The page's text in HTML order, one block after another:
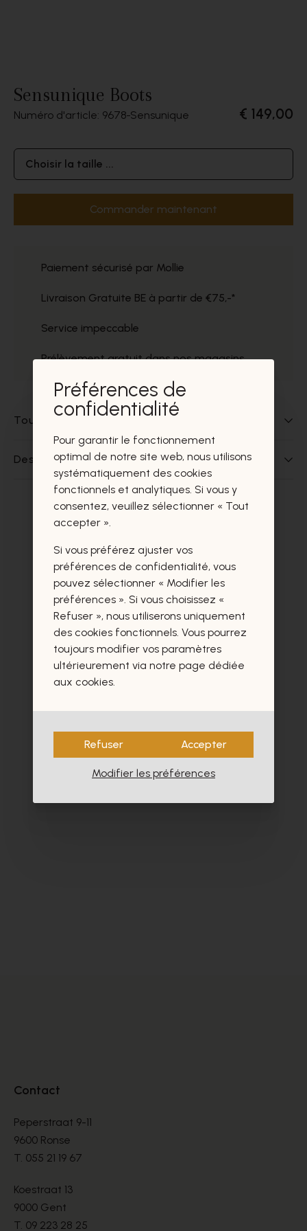
Sensunique Boots
Numéro d'article: 9678 Sensunique € 149,00
Choisir la taille ...
Commander maintenant
Paiement sécurisé par Mollie
Livraison Gratuite BE à partir de €75,-*
Service impeccable
Prélèvement gratuit dans nos magasins
Tout sur ce produit
Des questions sur ce produit?
Ces produits vous intéresseront
certainement aussi.
Contact
Peperstraat 9-11
9600 Ronse
T. 055 21 19 67
Koestraat 13
9000 Gent
T. 09 223 28 25
Préférences de
confidentialité
Pour garantir le fonctionnement
optimal de notre site web, nous utilisons
systématiquement des cookies
fonctionnels et analytiques. Si vous y
consentez, veuillez sélectionner « Tout
accepter ».
Si vous préférez ajuster vos
préférences de confidentialité, vous
pouvez sélectionner « Modifier les
préférences ». Si vous choisissez «
Refuser », nous utiliserons uniquement
des cookies fonctionnels. Vous pourrez
toujours modifier vos paramètres
ultérieurement via notre page dédiée
aux cookies.
Refuser Accepter
Modifier les préférences